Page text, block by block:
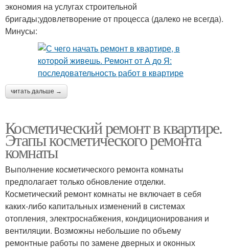
экономия на услугах строительной
бригады;удовлетворение от процесса (далеко не всегда).
Минусы:
читать дальше →
Косметический ремонт в квартире.
Этапы косметического ремонта
комнаты
Выполнение косметического ремонта комнаты
предполагает только обновление отделки.
Косметический ремонт комнаты не включает в себя
каких-либо капитальных изменений в системах
отопления, электроснабжения, кондиционирования и
вентиляции. Возможны небольшие по объему
ремонтные работы по замене дверных и оконных